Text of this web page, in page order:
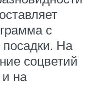
с
На
соцветий
и на